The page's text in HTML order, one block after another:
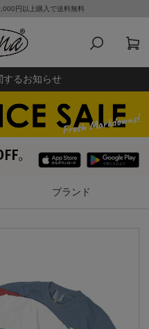
円以上購入で送料無料
するお知らせ
ブランド